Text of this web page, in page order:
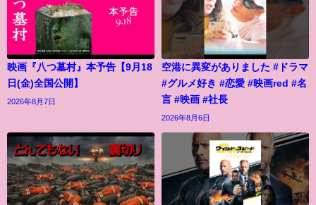
映画『八つ墓村』本予告【9月18
日(金)全国公開】
2026年8月7日
空港に異変がありました #ドラマ
#グルメ好き #恋愛 #映画red #名
言 #映画 #社長
2026年8月6日